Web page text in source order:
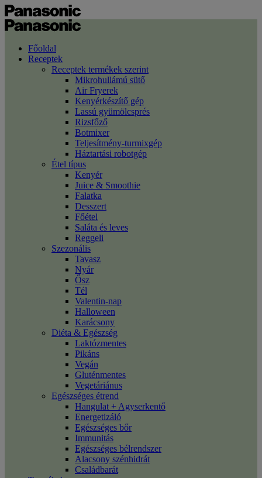
Főoldal
Receptek
Receptek termékek szerint
Mikrohullámú sütő
Air Fryerek
Kenyérkészítő gép
Lassú gyümölcsprés
Rizsfőző
Botmixer
Teljesítmény-turmixgép
Háztartási robotgép
Étel típus
Kenyér
Juice & Smoothie
Falatka
Desszert
Főétel
Saláta és leves
Reggeli
Szezonális
Tavasz
Nyár
Ősz
Tél
Valentin-nap
Halloween
Karácsony
Diéta & Egészség
Laktózmentes
Pikáns
Vegán
Gluténmentes
Vegetáriánus
Egészséges étrend
Hangulat + Agyserkentő
Energetizáló
Egészséges bőr
Immunitás
Egészséges bélrendszer
Alacsony szénhidrát
Családbarát